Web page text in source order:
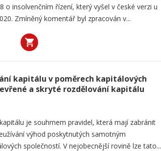
o insolvenčním řízení, který vyšel v české verzi u
Zmíněný komentář byl zpracován v...
kapitálu v poměrech kapitálových
a skryté rozdělování kapitálu
je souhrnem pravidel, která mají zabránit
výhod poskytnutých samotným
společností. V nejobecnější rovině lze tato...